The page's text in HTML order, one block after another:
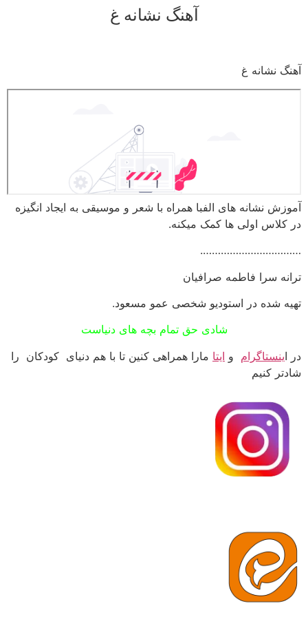
آهنگ نشانه غ
آهنگ نشانه غ
آموزش نشانه های الفبا همراه با شعر و موسیقی به ایجاد انگیزه
در کلاس اولی ها کمک میکنه.
…………………………….
ترانه سرا فاطمه صرافیان
تهیه شده در استودیو شخصی عمو مسعود.
شادی حق تمام بچه های دنیاست
در اینستاگرام و ایتا مارا همراهی کنین تا با هم دنیای کودکان را
شادتر کنیم